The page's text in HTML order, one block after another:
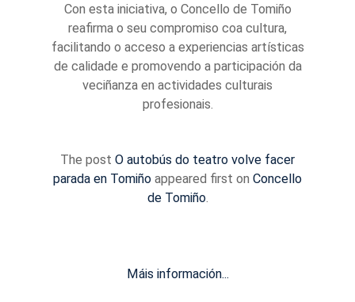
Con esta iniciativa, o Concello de Tomiño
reafirma o seu compromiso coa cultura,
facilitando o acceso a experiencias artísticas
de calidade e promovendo a participación da
veciñanza en actividades culturais
profesionais.
The post O autobús do teatro volve facer
parada en Tomiño appeared first on Concello
de Tomiño.
Máis información...